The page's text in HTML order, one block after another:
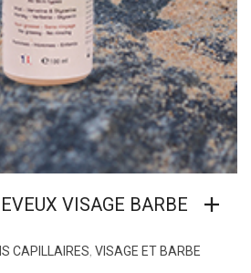
VISAGE BARBE
CAPILLAIRES, VISAGE ET BARBE